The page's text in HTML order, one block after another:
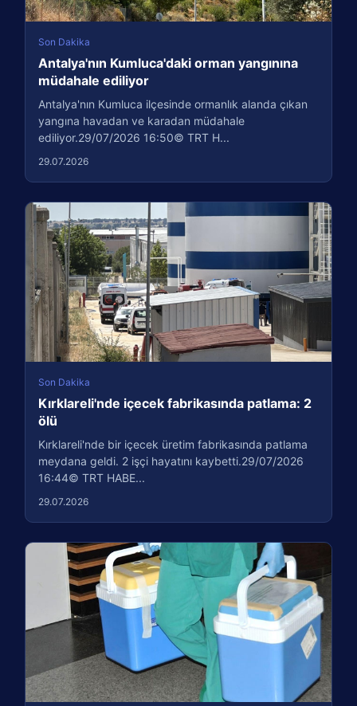
Son Dakika
Antalya'nın Kumluca'daki orman yangınına
müdahale ediliyor
Antalya'nın Kumluca ilçesinde ormanlık alanda çıkan
yangına havadan ve karadan müdahale
ediliyor.29/07/2026 16:50© TRT H...
29.07.2026
Son Dakika
Kırklareli'nde içecek fabrikasında patlama: 2
ölü
Kırklareli'nde bir içecek üretim fabrikasında patlama
meydana geldi. 2 işçi hayatını kaybetti.29/07/2026
16:44© TRT HABE...
29.07.2026